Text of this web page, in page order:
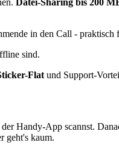
Datei-Sharing bis 200
in den Call - praktisch
sind.
Flatund Support-
Handy-App scannst.
geht's kaum.